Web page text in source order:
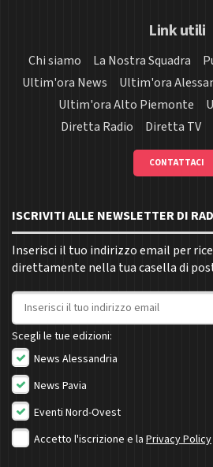
Link utili
Chi siamo La Nostra Squadra
Ultim'ora News
Ultim'ora
Ultim'ora Alto Piemonte
Diretta Radio
Diretta TV
CONTATTACI
ISCRIVITI ALLE NEWSLETTER DI
Inserisci il tuo indirizzo email per
direttamente nella tua casella di
Indirizzo email
Scegli le tue edizioni:
News Alessandria
News Pavia
Eventi Nord-Ovest
Accetto l'iscrizione e la Privacy Policy